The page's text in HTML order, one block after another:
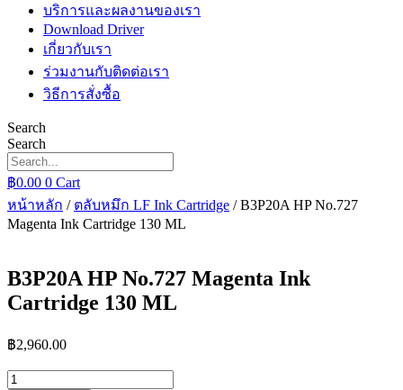
บริการและผลงานของเรา
Download Driver
เกี่ยวกับเรา
ร่วมงานกับติดต่อเรา
วิธีการสั่งซื้อ
Search
Search
฿0.00 0 Cart
หน้าหลัก / ตลับหมึก LF Ink Cartridge / B3P20A HP No.727
Magenta Ink Cartridge 130 ML
B3P20A HP No.727 Magenta Ink
Cartridge 130 ML
฿2,960.00
จำนวน